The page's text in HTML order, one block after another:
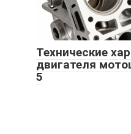
Технические
двигателя
5